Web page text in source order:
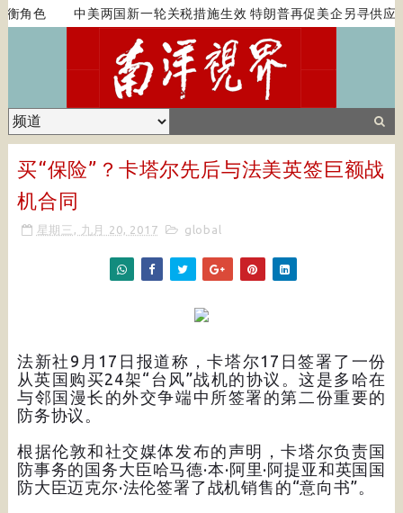
角色 中美两国新一轮关税措施生效 特朗普再促美企另寻供应源
买“保险”？卡塔尔先后与法美英签巨额战
机合同
星期三, 九月 20, 2017 global
法新社9月17日报道称，卡塔尔17日签署了一份
从英国购买24架“台风”战机的协议。这是多哈在
与邻国漫长的外交争端中所签署的第二份重要的
防务协议。
根据伦敦和社交媒体发布的声明，卡塔尔负责国
防事务的国务大臣哈马德·本·阿里·阿提亚和英国国
防大臣迈克尔·法伦签署了战机销售的“意向书”。